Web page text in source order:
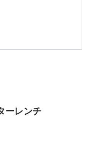
ーレンチ